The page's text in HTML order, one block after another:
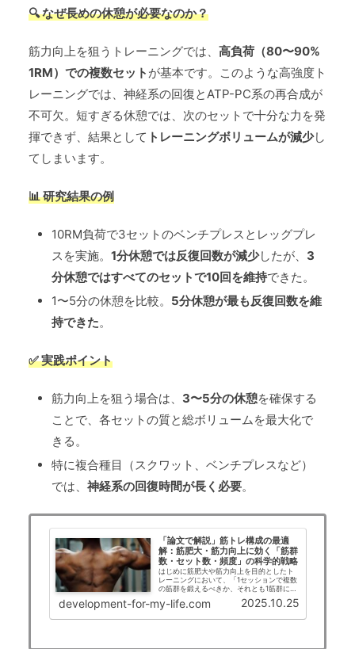
🔍 なぜ長めの休憩が必要なのか？
筋力向上を狙うトレーニングでは、 高負荷（80〜90%
1RM）での複数セット が基本です。このような高強度ト
レーニングでは、神経系の回復とATP-PC系の再合成が
不可欠。短すぎる休憩では、次のセットで十分な力を発
揮できず、結果として トレーニングボリュームが減少し
てしまいます。
📊 研究結果の例
10RM負荷で3セットのベンチプレスとレッグプレ
スを実施。 1分休憩では反復回数が減少したが、 3
分休憩ではすべてのセットで10回を維持できた。
1〜5分の休憩を比較。 5分休憩が最も反復回数を維
持できた。
✅ 実践ポイント
筋力向上を狙う場合は、 3〜5分の休憩を確保する
ことで、各セットの質と総ボリュームを最大化で
きる。
特に複合種目（スクワット、ベンチプレスなど）
では、 神経系の回復時間が長く必要。
「論文で解説」筋トレ構成の最適
解：筋肥大・筋力向上に効く「筋群
数・セット数・頻度」の科学的戦略
はじめに筋肥大や筋力向上を目的としたト
レーニングにおいて、「1セッションで複数
の筋群を鍛えるべきか、それとも1筋群に集
中すべきか？」という問いは、トレーニー
からアスリート、指導者まで幅広く関心を
development-for-my-life.com 2025.10.25